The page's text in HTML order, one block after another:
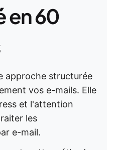
en 60
approche structurée
vos e-mails. Elle
et l'attention
les
e-mail.